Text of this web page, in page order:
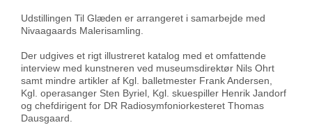
Udstillingen Til Glæden er arrangeret i samarbejde med
Nivaagaards Malerisamling.
Der udgives et rigt illustreret katalog med et omfattende
interview med kunstneren ved museumsdirektør Nils Ohrt
samt mindre artikler af Kgl. balletmester Frank Andersen,
Kgl. operasanger Sten Byriel, Kgl. skuespiller Henrik Jandorf
og chefdirigent for DR Radiosymfoniorkesteret Thomas
Dausgaard.